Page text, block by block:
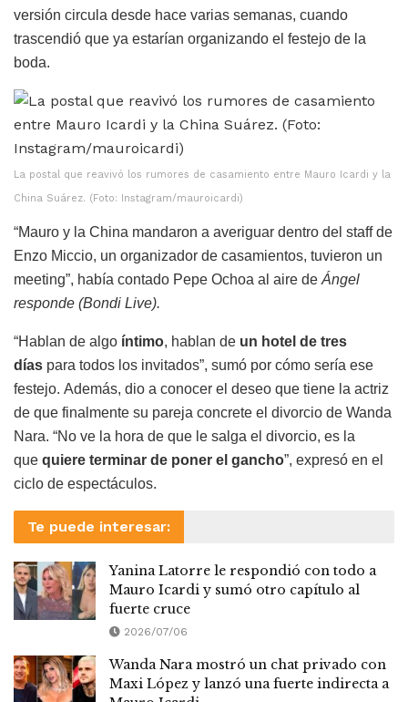
versión circula desde hace varias semanas, cuando
trascendió que ya estarían organizando el festejo de la
boda.
La postal que reavivó los rumores de casamiento entre Mauro Icardi y la
China Suárez. (Foto: Instagram/mauroicardi)
“Mauro y la China mandaron a averiguar dentro del staff de
Enzo Miccio, un organizador de casamientos, tuvieron un
meeting”, había contado Pepe Ochoa al aire de Ángel
responde (Bondi Live).
“Hablan de algo íntimo, hablan de un hotel de tres
días para todos los invitados”, sumó por cómo sería ese
festejo. Además, dio a conocer el deseo que tiene la actriz
de que finalmente su pareja concrete el divorcio de Wanda
Nara. “No ve la hora de que le salga el divorcio, es la
que quiere terminar de poner el gancho”, expresó en el
ciclo de espectáculos.
Te puede interesar:
Yanina Latorre le respondió con todo a
Mauro Icardi y sumó otro capítulo al
fuerte cruce
2026/07/06
Wanda Nara mostró un chat privado con
Maxi López y lanzó una fuerte indirecta a